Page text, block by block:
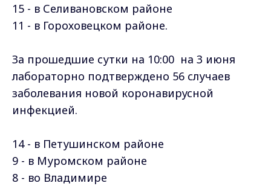
15 - в Селивановском районе
11 - в Гороховецком районе.
За прошедшие сутки на 10:00 на 3 июня
лабораторно подтверждено 56 случаев
заболевания новой коронавирусной
инфекцией.
14 - в Петушинском районе
9 - в Муромском районе
8 - во Владимире